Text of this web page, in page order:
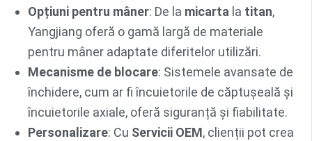
Opțiuni pentru mâner: De la micarta la titan,
Yangjiang oferă o gamă largă de materiale
pentru mâner adaptate diferitelor utilizări.
Mecanisme de blocare: Sistemele avansate de
închidere, cum ar fi încuietorile de căptușeală și
încuietorile axiale, oferă siguranță și fiabilitate.
Personalizare: Cu Servicii OEM, clienții pot crea